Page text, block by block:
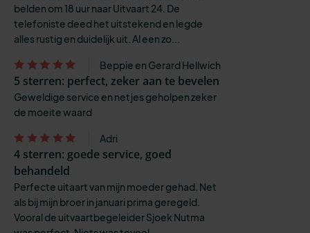
belden om 18 uur naar Uitvaart 24. De
telefoniste deed het uitstekend en legde
alles rustig en duidelijk uit. Al een zo...
Beppie en Gerard Hellwich
5 sterren: perfect, zeker aan te bevelen
Geweldige service en netjes geholpen zeker
de moeite waard
Adri
4 sterren: goede service, goed
behandeld
Perfecte uitaart van mijn moeder gehad. Net
als bij mijn broer in januari prima geregeld.
Vooral de uitvaartbegeleider Sjoek Nutma